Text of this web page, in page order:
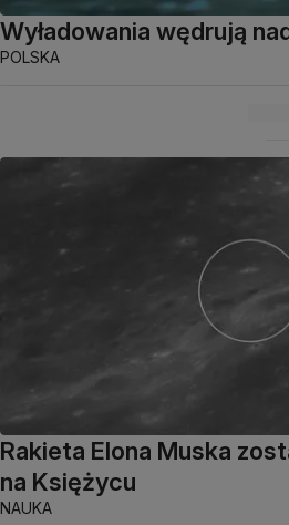
Wyładowania wędrują
POLSKA
Rakieta Elona Muska
na Księżycu
NAUKA